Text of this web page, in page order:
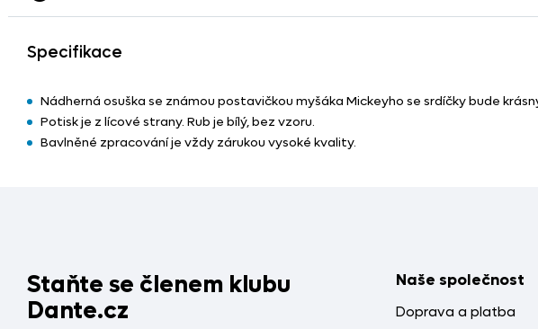
Specifikace
Nádherná osuška se známou postavičkou myšáka Mickeyho se srdíčky bude
Potisk je z lícové strany. Rub je bílý, bez vzoru.
Bavlněné zpracování je vždy zárukou vysoké kvality.
Staňte se členem klubu
Dante.cz
Naše společnost
Doprava a platba